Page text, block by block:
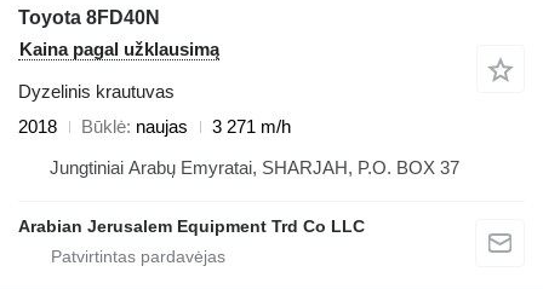
Toyota 8FD40N
Kaina pagal užklausimą
Dyzelinis krautuvas
2018
Būklė naujas
3 271 m/h
Jungtiniai Arabų Emyratai, SHARJAH, P.O. BOX 37
Arabian Jerusalem Equipment Trd Co LLC